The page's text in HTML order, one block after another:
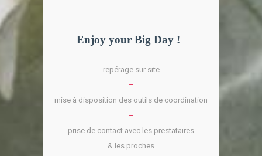
Enjoy your Big Day !
repérage sur site
–
mise à disposition des outils de coordination
–
prise de contact avec les prestataires
& les proches